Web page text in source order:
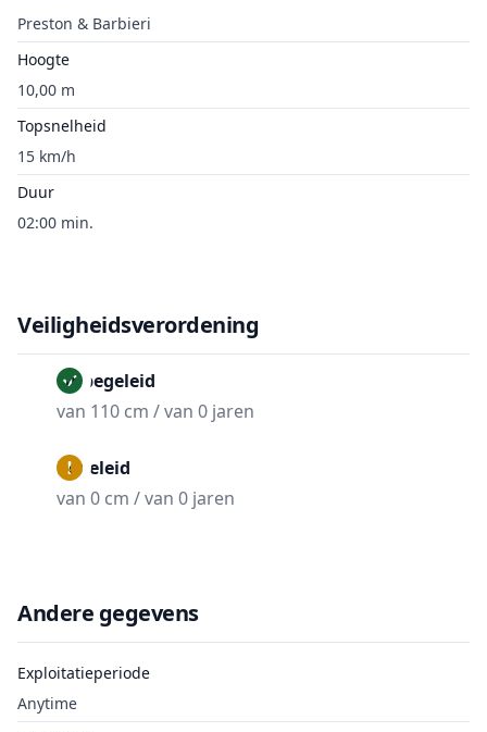
Preston & Barbieri
Hoogte
10,00 m
Topsnelheid
15 km/h
Duur
02:00 min.
Veiligheidsverordening
Onbegeleid
van 110 cm / van 0 jaren
Begeleid
van 0 cm / van 0 jaren
Andere gegevens
Exploitatieperiode
Anytime